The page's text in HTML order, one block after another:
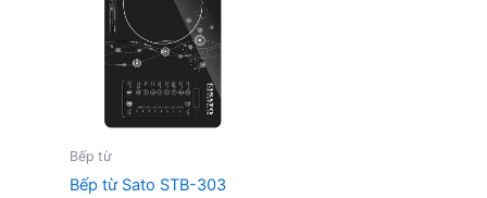
Bếp từ
Bếp từ Sato STB-303